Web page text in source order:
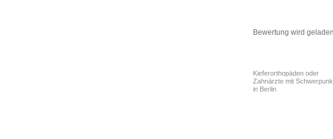
Bewertung wird
Kieferorthopäden oder
Zahnärzte mit
in Berlin